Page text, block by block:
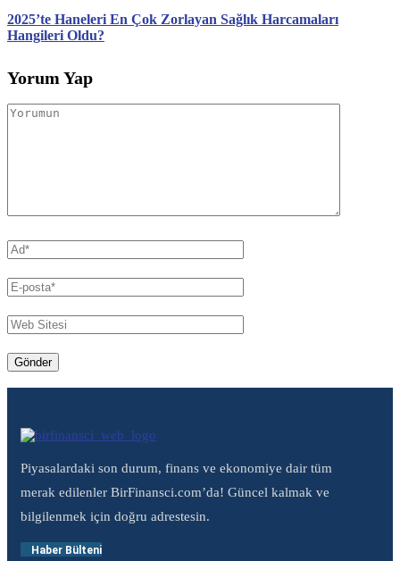
2025’te Haneleri En Çok Zorlayan Sağlık Harcamaları
Hangileri Oldu?
Yorum Yap
Piyasalardaki son durum, finans ve ekonomiye dair tüm
merak edilenler BirFinansci.com’da! Güncel kalmak ve
bilgilenmek için doğru adrestesin.
Haber Bülteni